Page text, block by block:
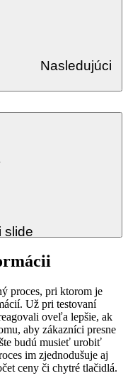
Nasledujúci
slide
proces, pri ktorom je
Už pri testovaní
oveľa lepšie, ak
aby zákazníci presne
budú musieť urobiť
im zjednodušuje aj
ceny či chytré tlačidlá.